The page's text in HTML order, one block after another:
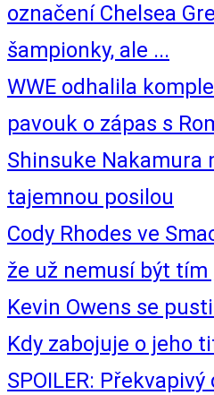
označení Chelsea
šampionky, ale ...
WWE odhalila
pavouk o zápas s
Shinsuke Nakamura
tajemnou posilou
Cody Rhodes ve
že už nemusí být tím
Kevin Owens se
Kdy zabojuje o jeho
SPOILER: